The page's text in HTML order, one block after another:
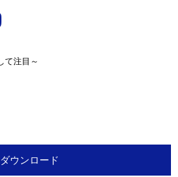
て注目～
ウンロード